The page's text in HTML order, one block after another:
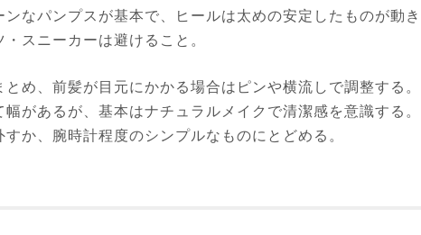
ンなパンプスが基本で、ヒールは太めの安定したものが動き
スニーカーは避けること。
め、前髪が目元にかかる場合はピンや横流しで調整する。
があるが、基本はナチュラルメイクで清潔感を意識する。
か、腕時計程度のシンプルなものにとどめる。